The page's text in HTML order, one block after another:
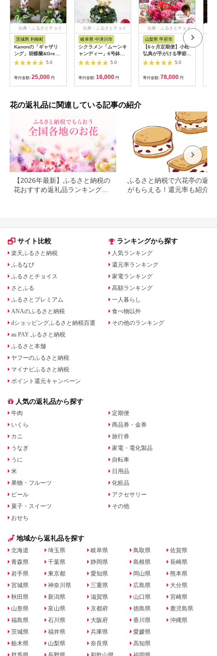
出典：ふるさとチョイ
茨城県 利根町
Kanonの「ギャザリ
ング」胡蝶蘭&Green
の寄せ植え / 植物 胡
リング 送料無料
5.0
寄付金額: 25,000 円
出典：ふるさとチョイ
岐阜県 中津川市
シクラメン「ムーンキ
ャンディー」6号鉢
（18cm） ますだ農園
月】 F4N-2806
5.0
寄付金額: 16,000 円
出典：ふるさとチョイ
山梨県 甲府市
【6ヶ月定期便】小松
弘典が手がける季節の
フラワーアレンジメン
5.0
寄付金額: 78,000 円
花の返礼品に関連している記事の紹介
【2026年最新】ふるさと納税の
花おすすめ返礼品ランキング｜
ふるさと納税で六花亭の返礼
がもらえる！還元率も紹介
サイト比較
楽天ふるさと納税
ふるなび
ふるさとチョイス
さとふる
ふるさとプレミアム
ANAのふるさと納税
dショッピングふるさと納税百選
au PAY ふるさと納税
ふるさと本舗
ヤフーのふるさと納税
マイナビふるさと納税
ポイント還元キャンペーン
ランキングから探す
人気ランキング
還元率ランキング
家電ランキング
高額ランキング
一人暮らし
食べ物以外
その他のランキング
人気の返礼品から探す
牛肉
いくら
カニ
うなぎ
うに
米
果物・フルーツ
ビール
菓子・スイーツ
おせち
定期便
商品券・金券
旅行券
家電・電化製品
自転車
日用品
化粧品
アクセサリー
その他
地域から返礼品を探す
北海道
青森県
岩手県
宮城県
秋田県
山形県
福島県
茨城県
栃木県
埼玉県
千葉県
東京都
神奈川県
新潟県
富山県
石川県
福井県
山梨県
岐阜県
静岡県
愛知県
三重県
滋賀県
京都府
大阪府
兵庫県
奈良県
鳥取県
島根県
岡山県
広島県
山口県
徳島県
香川県
愛媛県
高知県
佐賀県
長崎県
熊本県
大分県
宮崎県
鹿児島県
沖縄県